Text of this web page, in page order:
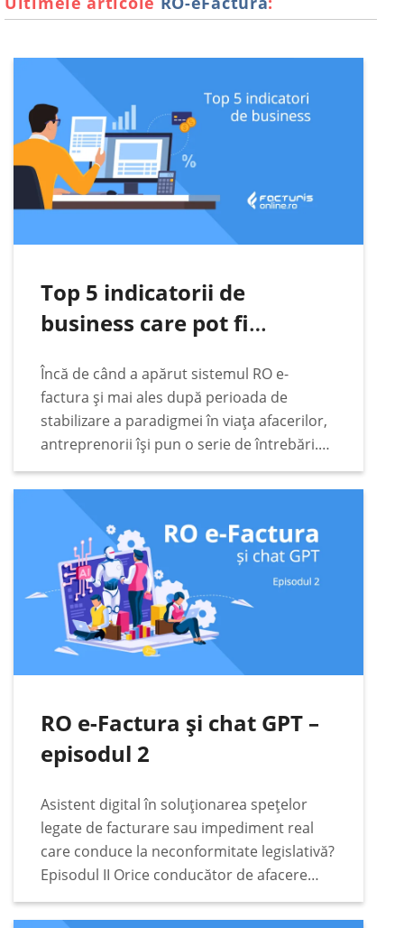
indiferent de vremuri legislative și de
Top 5 indicatorii de
business care pot fi
datelor din RO e-Factura
Încă de când a apărut sistemul RO e-
factura și mai ales după perioada de
stabilizare a paradigmei în viața afacerilor,
antreprenorii își pun o serie de întrebări.
Unele dintre acestea sunt extrem de
pragmatice. Printre acestea se numără cele
legate…
RO e-Factura și chat GPT –
episodul 2
Asistent digital în soluționarea spețelor
legate de facturare sau impediment real
care conduce la neconformitate legislativă?
Episodul II Orice conducător de afacere
responsabil va căuta cele mai bune soluții
legate de conformitate fiscală, digitală și